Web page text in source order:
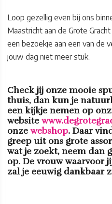
Loop gezellig even bij ons
Maastricht aan de Grote
een bezoekje aan een van de
jouw dag niet meer stuk.
Check jij onze mooie
thuis, dan kun je
een kijkje nemen op
website
onze webshop. Daar
greep uit ons grote
wat je zoekt, neem dan
op. De vrouw waarvoor
zal je eeuwig dankbaar